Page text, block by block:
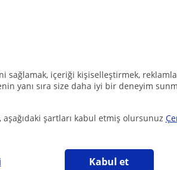
sağlamak, içeriği kişiselleştirmek,
yanı sıra size daha iyi bir deneyim
şartları kabul etmiş olursunuz
Kabul et
Mamak Ingilizce